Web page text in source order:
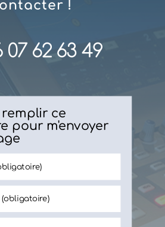
!
ce
pour m'envoyer